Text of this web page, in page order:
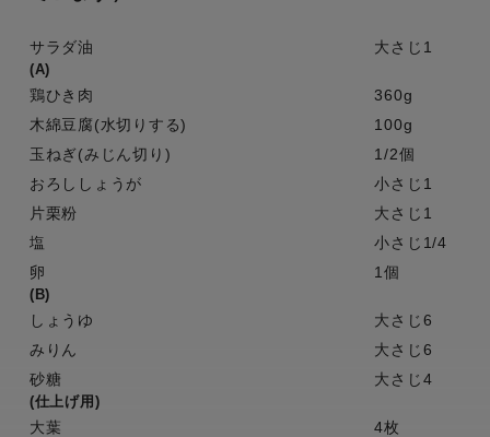
サラダ油 大さじ1
(A)
鶏ひき肉
360g
木綿豆腐(水切りする)
100g
玉ねぎ(みじん切り)
1/2個
おろししょうが
小さじ1
片栗粉
大さじ1
塩
小さじ1/4
卵
1個
(B)
しょうゆ
大さじ6
みりん
大さじ6
砂糖
大さじ4
(仕上げ用)
大葉 4枚